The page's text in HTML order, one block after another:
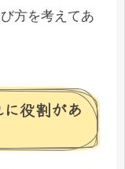
方を考えてあ
役割があ